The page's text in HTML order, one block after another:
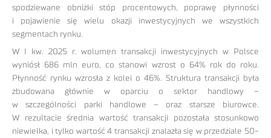
spodziewane obniżki stóp procentowych, poprawę płynności
i pojawienie się wielu okazji inwestycyjnych we wszystkich
segmentach rynku.
W I kw. 2025 r. wolumen transakcji inwestycyjnych w Polsce
wyniósł 686 mln euro, co stanowi wzrost o 64% rok do roku.
Płynność rynku wzrosła z kolei o 46%. Struktura transakcji była
zbudowana głównie w oparciu o sektor handlowy –
w szczególności parki handlowe – oraz starsze biurowce.
W rezultacie średnia wartość transakcji pozostała stosunkowo
niewielka, i tylko wartość 4 transakcji znalazła się w przedziale 50-